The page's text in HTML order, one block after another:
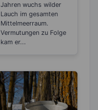
Jahren wuchs wilder
Lauch im gesamten
Mittelmeerraum.
Vermutungen zu Folge
kam er...